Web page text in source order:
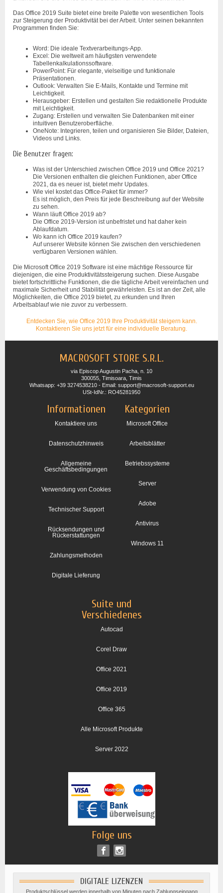
Das Office 2019 Suite bietet eine breite Palette von wesentlichen Tools
zur Steigerung der Produktivität bei der Arbeit. Unter seinen bekannten
Programmen finden Sie:
Word: Die ideale Textverarbeitungs-App.
Excel: Die weltweit am häufigsten verwendete
Tabellenkalkulationssoftware.
PowerPoint: Für elegante, vielseitige und funktionale
Präsentationen.
Outlook: Verwalten Sie E-Mails, Kontakte und Termine mit
Leichtigkeit.
Herausgeber: Erstellen und gestalten Sie redaktionelle Produkte
mit Leichtigkeit.
Zugang: Erstellen und verwalten Sie Datenbanken mit einer
intuitiven Benutzeroberfläche.
OneNote: Integrieren, teilen und organisieren Sie Bilder, Dateien,
Videos und Links.
Die Benutzer fragen:
Was ist der Unterschied zwischen Office 2019 und Office 2021?
Die Versionen enthalten die gleichen Funktionen, aber Office
2021, da es neuer ist, bietet mehr Updates.
Wie viel kostet das Office-Paket für immer?
Es ist möglich, den Preis für jede Beschreibung auf der Website
zu sehen.
Wann läuft Office 2019 ab?
Die Office 2019-Version ist unbefristet und hat daher kein
Ablaufdatum.
Wo kann ich Office 2019 kaufen?
Auf unserer Website können Sie zwischen den verschiedenen
verfügbaren Versionen wählen.
Die Microsoft Office 2019 Software ist eine mächtige Ressource für
diejenigen, die eine Produktivitätssteigerung suchen. Diese Ausgabe
bietet fortschrittliche Funktionen, die die tägliche Arbeit vereinfachen und
maximale Sicherheit und Stabilität gewährleisten. Es ist an der Zeit, alle
Möglichkeiten, die Office 2019 bietet, zu erkunden und Ihren
Arbeitsablauf wie nie zuvor zu verbessern.
Entdecken Sie, wie Office 2019 Ihre Produktivität steigern kann.
Kontaktieren Sie uns jetzt für eine individuelle Beratung.
MACROSOFT STORE S.R.L.
via Episcop Augustin Pacha, n. 10
300055, Timisoara, Timis
Whatsapp: +39 3274538210 - Email: support@macrosoft-support.eu
USt-IdNr.: RO45281950
Informationen
Kontaktiere uns
Datenschutzhinweis
Allgemeine
Geschäftsbedingungen
Verwendung von Cookies
Technischer Support
Rücksendungen und
Rückerstattungen
Zahlungsmethoden
Digitale Lieferung
Kategorien
Microsoft Office
Arbeitsblätter
Betriebssysteme
Server
Adobe
Antivirus
Windows 11
Suite und
Verschiedenes
Autocad
Corel Draw
Office 2021
Office 2019
Office 365
Alle Microsoft Produkte
Server 2022
Folge uns
DIGITALE LIZENZEN
Produktschlüssel werden innerhalb von Minuten nach Zahlungseingang